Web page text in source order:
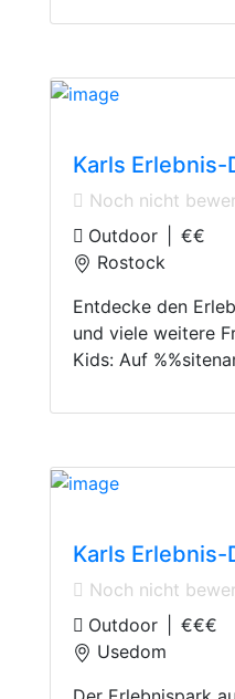
Karls Erlebnis-
Noch nicht
Outdoor
€€
Rostock
Entdecke den
und viele weitere
Kids: Auf
Karls
Noch nicht
Outdoor
€€€
Usedom